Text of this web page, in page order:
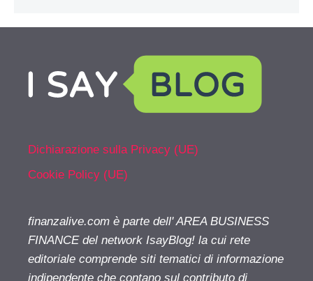
Dichiarazione sulla Privacy (UE)
Cookie Policy (UE)
finanzalive.com è parte dell' AREA BUSINESS
FINANCE del network IsayBlog! la cui rete
editoriale comprende siti tematici di informazione
indipendente che contano sul contributo di